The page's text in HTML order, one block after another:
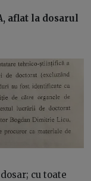
aflat la dosarul
cu toate